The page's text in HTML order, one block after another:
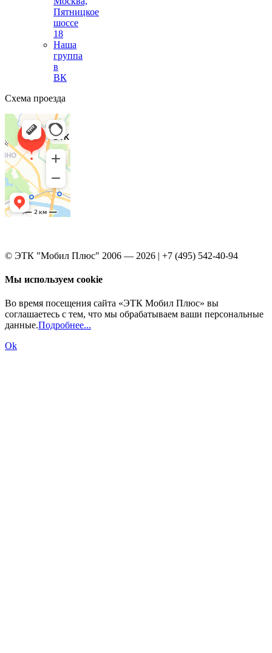
Пятницкое
шоссе
18
Наша
группа
в
ВК
Схема проезда
© ЭТК "Мобил Плюс" 2006 — 2026 | +7 (495) 542-40-94
Мы используем cookie
Во время посещения сайта «ЭТК Мобил Плюс» вы
соглашаетесь с тем, что мы обрабатываем ваши персональные
данные.Подробнее...
Ok